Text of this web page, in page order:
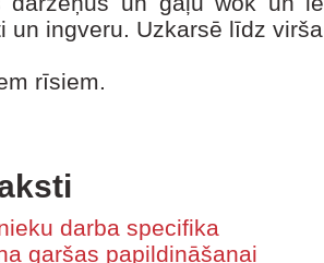
un ingveru. Uzkarsē līdz
rīsiem.
darba specifika
garšas papildināšanai